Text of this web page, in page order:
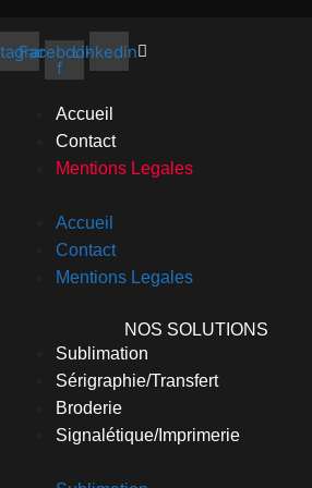
Facebook-
f
Linkedin
Accueil
Contact
Mentions Legales
Accueil
Contact
Mentions Legales
NOS SOLUTIONS
Sublimation
Sérigraphie/Transfert
Broderie
Signalétique/Imprimerie